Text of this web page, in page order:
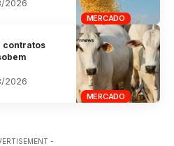
MERCADO
2026
MERCADO
contratos
2026
-